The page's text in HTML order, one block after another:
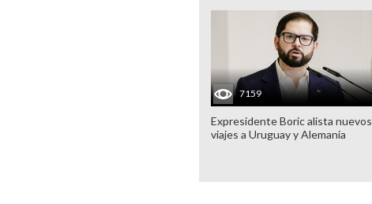
7159
Expresidente Boric alista nuevos
viajes a Uruguay y Alemania